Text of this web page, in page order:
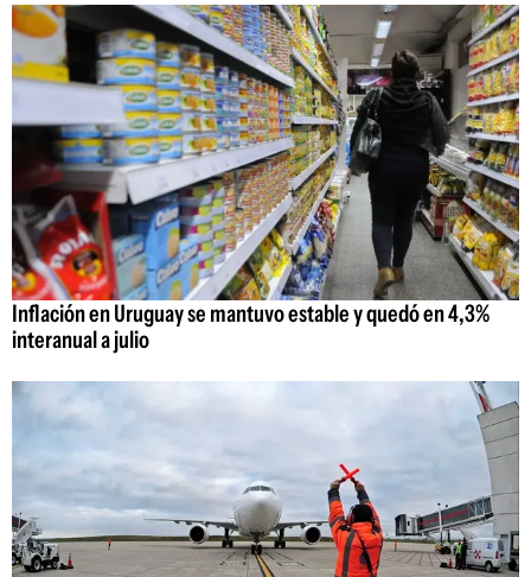
Inflación en Uruguay se mantuvo estable y quedó en 4,3%
interanual a julio